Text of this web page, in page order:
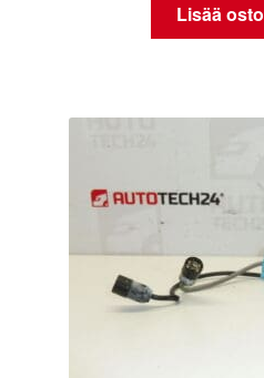
Lisää